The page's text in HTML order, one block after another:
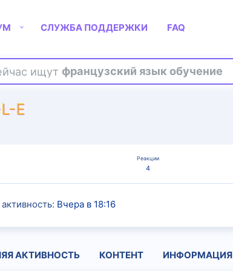
СЛУЖБА ПОДДЕРЖКИ FAQ
ищут французский язык обучение
E
Реакции
4
Вчера в 18:16
АКТИВНОСТЬ КОНТЕНТ ИНФОРМАЦИЯ